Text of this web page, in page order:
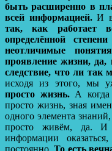
быть расширенно в
всей информацией.И
так, как работает
определённой
неотличимые
проявление жизни,
следствие, что ли так
исходя из этого, мы
просто жизнь.А когда
просто жизнь, зная
одного элемента
просто живём, да. И
информации
постоянно.То есть